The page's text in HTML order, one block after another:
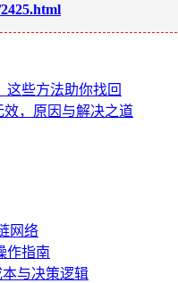
这些方法助你找回
效，原因与解决之道
网络
作指南
与决策逻辑